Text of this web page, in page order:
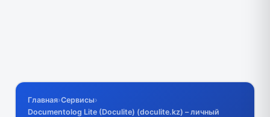
Главная›Сервисы›
Documentolog Lite (Doculite) (doculite.kz) – личный